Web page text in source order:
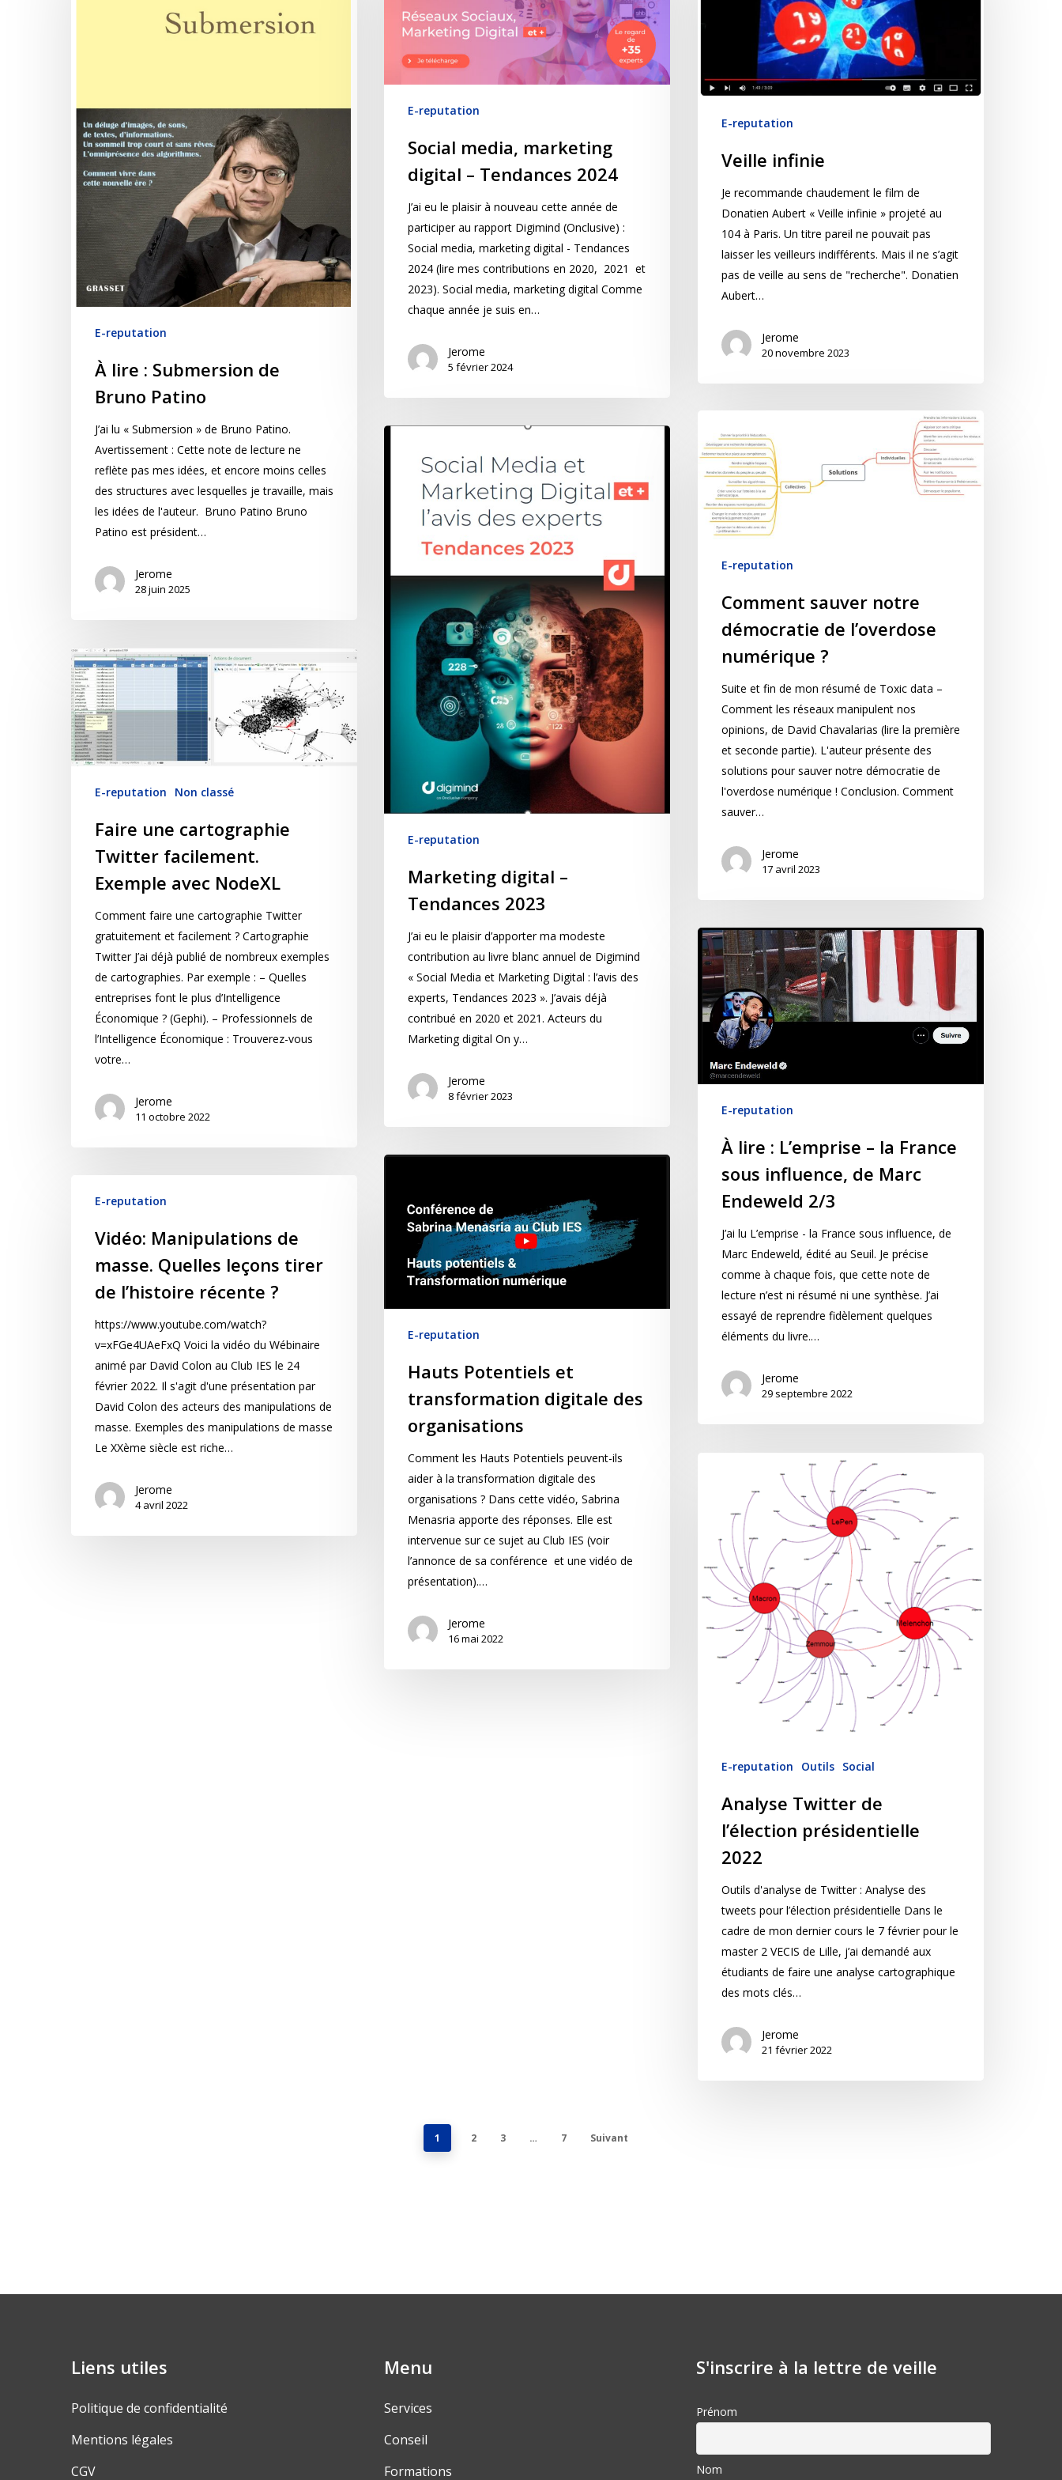
E-reputation
À lire : Submersion de
Bruno Patino
J’ai lu « Submersion » de Bruno Patino.
Avertissement : Cette note de lecture ne
reflète pas mes idées, et encore moins celles
des structures avec lesquelles je travaille, mais
les idées de l'auteur. Bruno Patino Bruno
Patino est président…
Jerome
28 juin 2025
E-reputation
Social media, marketing
digital – Tendances 2024
J’ai eu le plaisir à nouveau cette année de
participer au rapport Digimind (Onclusive) :
Social media, marketing digital - Tendances
2024 (lire mes contributions en 2020, 2021 et
2023). Social media, marketing digital Comme
chaque année je suis en…
Jerome
5 février 2024
E-reputation
Veille infinie
Je recommande chaudement le film de
Donatien Aubert « Veille infinie » projeté au
104 à Paris. Un titre pareil ne pouvait pas
laisser les veilleurs indifférents. Mais il ne s’agit
pas de veille au sens de "recherche". Donatien
Aubert…
Jerome
20 novembre 2023
E-reputation
Comment sauver notre
démocratie de l’overdose
numérique ?
Suite et fin de mon résumé de Toxic data –
Comment les réseaux manipulent nos
opinions, de David Chavalarias (lire la première
et seconde partie). L'auteur présente des
solutions pour sauver notre démocratie de
l'overdose numérique ! Conclusion. Comment
sauver…
Jerome
17 avril 2023
E-reputation
Marketing digital –
Tendances 2023
J’ai eu le plaisir d’apporter ma modeste
contribution au livre blanc annuel de Digimind
« Social Media et Marketing Digital : l’avis des
experts, Tendances 2023 ». J’avais déjà
contribué en 2020 et 2021. Acteurs du
Marketing digital On y…
Jerome
8 février 2023
E-reputation Non classé
Faire une cartographie
Twitter facilement.
Exemple avec NodeXL
Comment faire une cartographie Twitter
gratuitement et facilement ? Cartographie
Twitter J’ai déjà publié de nombreux exemples
de cartographies. Par exemple : – Quelles
entreprises font le plus d’Intelligence
Économique ? (Gephi). – Professionnels de
l’Intelligence Économique : Trouverez-vous
votre…
Jerome
11 octobre 2022 E-reputation
À lire : L’emprise – la France
sous influence, de Marc
Endeweld 2/3
J’ai lu L’emprise - la France sous influence, de
Marc Endeweld, édité au Seuil. Je précise
comme à chaque fois, que cette note de
lecture n’est ni résumé ni une synthèse. J’ai
essayé de reprendre fidèlement quelques
éléments du livre.…
Jerome
29 septembre 2022
E-reputation
Hauts Potentiels et
transformation digitale des
organisations
Comment les Hauts Potentiels peuvent-ils
aider à la transformation digitale des
organisations ? Dans cette vidéo, Sabrina
Menasria apporte des réponses. Elle est
intervenue sur ce sujet au Club IES (voir
l’annonce de sa conférence et une vidéo de
présentation).…
Jerome
16 mai 2022
E-reputation
Vidéo: Manipulations de
masse. Quelles leçons tirer
de l’histoire récente ?
https://www.youtube.com/watch?
v=xFGe4UAeFxQ Voici la vidéo du Wébinaire
animé par David Colon au Club IES le 24
février 2022. Il s'agit d'une présentation par
David Colon des acteurs des manipulations de
masse. Exemples des manipulations de masse
Le XXème siècle est riche…
Jerome
4 avril 2022
E-reputation Outils Social
Analyse Twitter de
l’élection présidentielle
2022
Outils d'analyse de Twitter : Analyse des
tweets pour l’élection présidentielle Dans le
cadre de mon dernier cours le 7 février pour le
master 2 VECIS de Lille, j’ai demandé aux
étudiants de faire une analyse cartographique
des mots clés…
Jerome
21 février 2022
1 2 3 … 7 Suivant
Liens utiles
Politique de confidentialité
Mentions légales
CGV
Menu
Services
Conseil
Formations
S'inscrire à la lettre de veille
Prénom
Nom